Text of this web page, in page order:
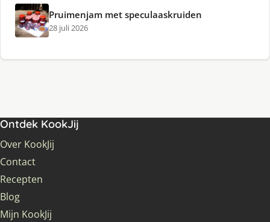
Pruimenjam met speculaaskruiden
28 juli 2026
Ontdek KookJij
Over KookJij
Contact
Recepten
Blog
Mijn KookJij